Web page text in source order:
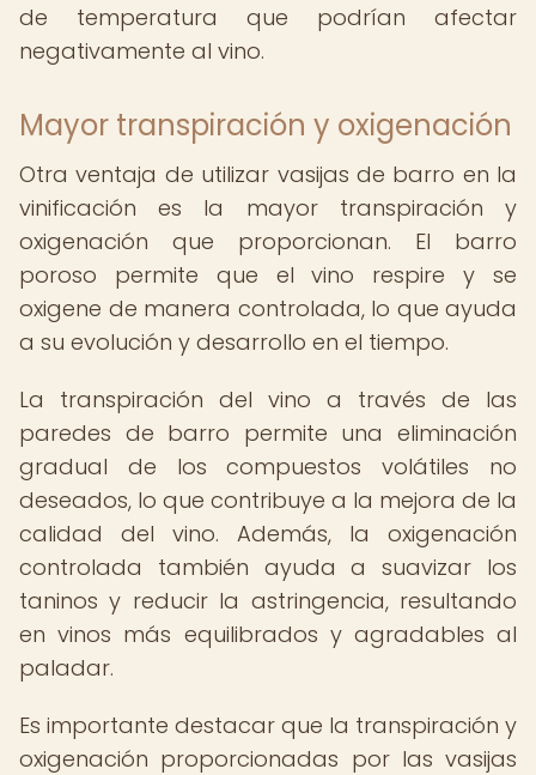
de temperatura que podrían afectar
negativamente al vino.
Mayor transpiración y oxigenación
Otra ventaja de utilizar vasijas de barro en la
vinificación es la mayor transpiración y
oxigenación que proporcionan. El barro
poroso permite que el vino respire y se
oxigene de manera controlada, lo que ayuda
a su evolución y desarrollo en el tiempo.
La transpiración del vino a través de las
paredes de barro permite una eliminación
gradual de los compuestos volátiles no
deseados, lo que contribuye a la mejora de la
calidad del vino. Además, la oxigenación
controlada también ayuda a suavizar los
taninos y reducir la astringencia, resultando
en vinos más equilibrados y agradables al
paladar.
Es importante destacar que la transpiración y
oxigenación proporcionadas por las vasijas